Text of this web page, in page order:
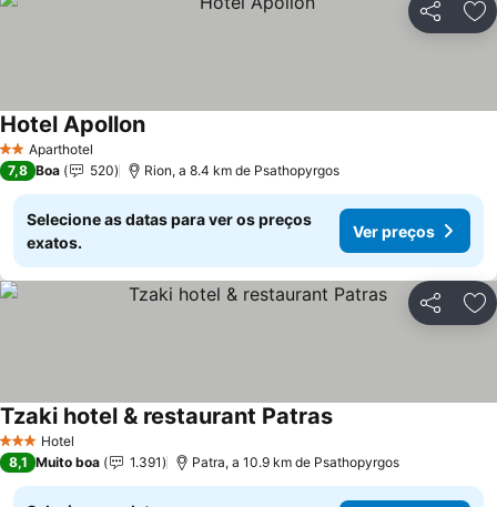
Partilhar
2 EstrelasAparthotel
Hotel ApollonVer preços
7,8 Boa 520 Rion, a 8.4 km de Psathopyrgos
Selecione as datas para ver os preços
exatos.
Ver preços
Partilhar
3 EstrelasHotel
Tzaki hotel & restaurant PatrasVer preços
8,1 Muito boa 1.391 Patra, a 10.9 km de Psathopyrgos